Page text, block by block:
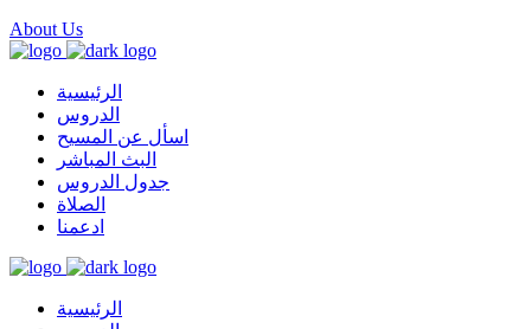
About Us
الرئيسية
الدروس
اسأل عن المسيح
البث المباشر
جدول الدروس
الصلاة
ادعمنا
الرئيسية